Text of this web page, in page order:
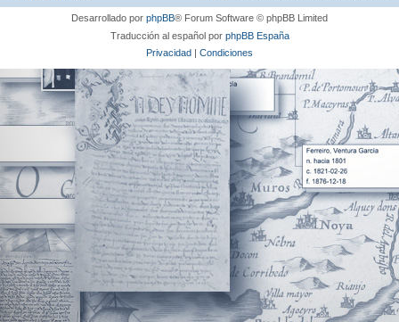
Desarrollado por phpBB® Forum Software © phpBB Limited
Traducción al español por phpBB España
Privacidad | Condiciones